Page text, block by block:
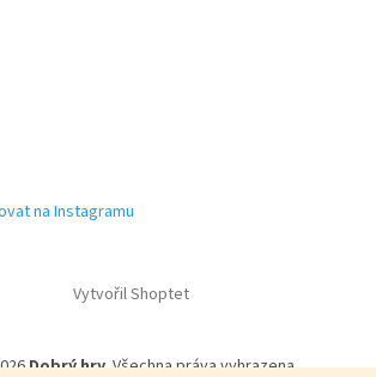
na Instagramu
Vytvořil Shoptet
Dobrý hry. Všechna práva vyhrazena.